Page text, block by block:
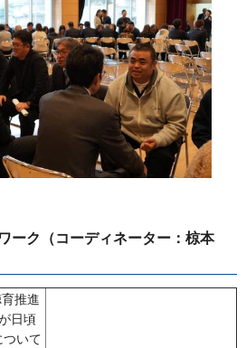
ーク（コーディネーター：椋本
推進
日頃
いて